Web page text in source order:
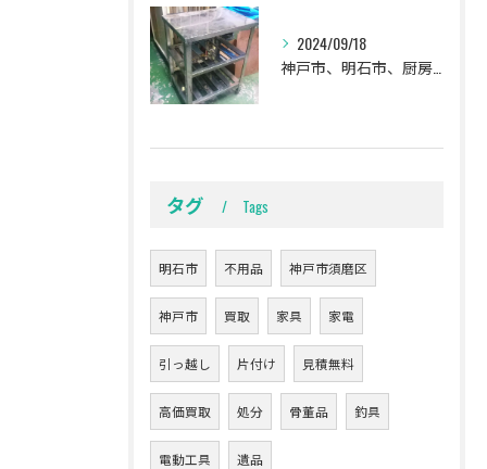
2024/09/18
タグ Tags
明石市 不用品 神戸市須磨区
神戸市 買取 家具 家電
引っ越し 片付け 見積無料
高価買取 処分 骨董品 釣具
電動工具 遺品